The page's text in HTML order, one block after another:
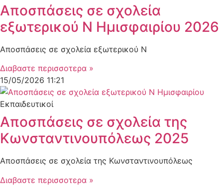
Αποσπάσεις σε σχολεία
εξωτερικού Ν Ημισφαιρίου 2026
Αποσπάσεις σε σχολεία εξωτερικού Ν
Διαβαστε περισσοτερα »
15/05/2026 11:21
Εκπαιδευτικοί
Αποσπάσεις σε σχολεία της
Κωνσταντινουπόλεως 2025
Αποσπάσεις σε σχολεία της Κωνσταντινουπόλεως
Διαβαστε περισσοτερα »